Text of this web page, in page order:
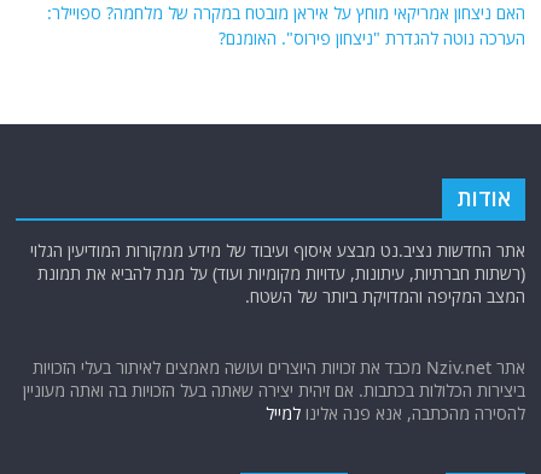
האם ניצחון אמריקאי מוחץ על איראן מובטח במקרה של מלחמה? ספויילר:
הערכה נוטה להגדרת "ניצחון פירוס". האומנם?
אודות
אתר החדשות נציב.נט מבצע איסוף ועיבוד של מידע ממקורות המודיעין הגלוי
(רשתות חברתיות, עיתונות, עדויות מקומיות ועוד) על מנת להביא את תמונת
המצב המקיפה והמדויקת ביותר של השטח.
אתר Nziv.net מכבד את זכויות היוצרים ועושה מאמצים לאיתור בעלי הזכויות
ביצירות הכלולות בכתבות. אם זיהית יצירה שאתה בעל הזכויות בה ואתה מעוניין
להסירה מהכתבה, אנא פנה אלינולמייל